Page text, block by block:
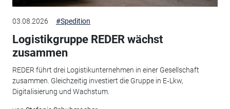
03.08.2026 #Spedition
Logistikgruppe REDER wächst
zusammen
REDER führt drei Logistikunternehmen in einer Gesellschaft
zusammen. Gleichzeitig investiert die Gruppe in E‑Lkw,
Digitalisierung und Wachstum.